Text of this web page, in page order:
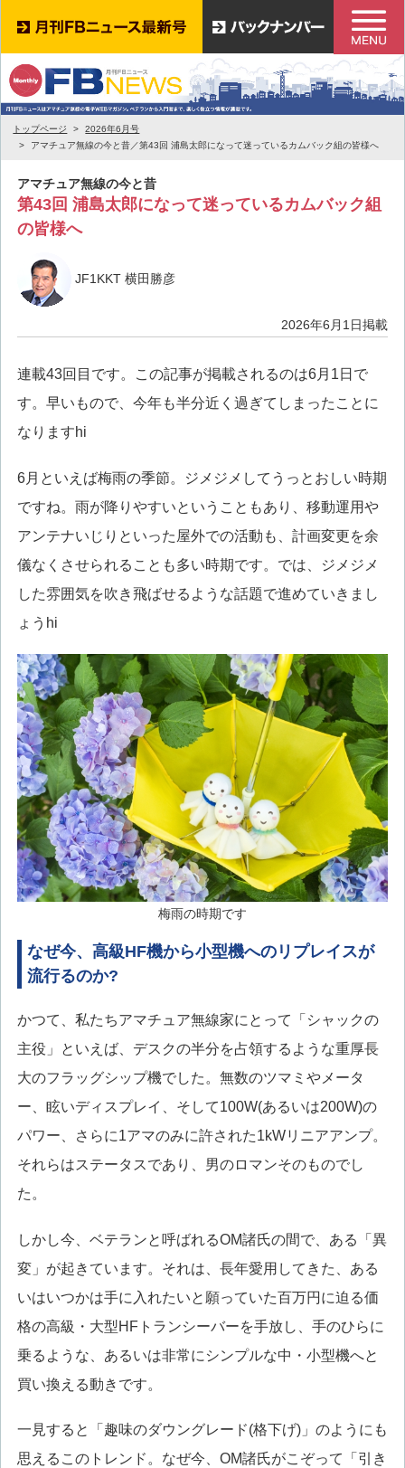
トップページ
2026年6月号
アマチュア無線の今と昔／第43回 浦島太郎になって迷っているカムバック組の皆様へ
アマチュア無線の今と昔
第43回 浦島太郎になって迷っているカムバック組
の皆様へ
JF1KKT 横田勝彦
2026年6月1日掲載
連載43回目です。この記事が掲載されるのは6月1日で
す。早いもので、今年も半分近く過ぎてしまったことに
なりますhi
6月といえば梅雨の季節。ジメジメしてうっとおしい時期
ですね。雨が降りやすいということもあり、移動運用や
アンテナいじりといった屋外での活動も、計画変更を余
儀なくさせられることも多い時期です。では、ジメジメ
した雰囲気を吹き飛ばせるような話題で進めていきまし
ょうhi
梅雨の時期です
なぜ今、高級HF機から小型機へのリプレイスが
流行るのか?
かつて、私たちアマチュア無線家にとって「シャックの
主役」といえば、デスクの半分を占領するような重厚長
大のフラッグシップ機でした。無数のツマミやメータ
ー、眩いディスプレイ、そして100W(あるいは200W)の
パワー、さらに1アマのみに許された1kWリニアアンプ。
それらはステータスであり、男のロマンそのものでし
た。
しかし今、ベテランと呼ばれるOM諸氏の間で、ある「異
変」が起きています。それは、長年愛用してきた、ある
いはいつかは手に入れたいと願っていた百万円に迫る価
格の高級・大型HFトランシーバーを手放し、手のひらに
乗るような、あるいは非常にシンプルな中・小型機へと
買い換える動きです。
一見すると「趣味のダウングレード(格下げ)」のようにも
思えるこのトレンド。なぜ今、OM諸氏がこぞって「引き